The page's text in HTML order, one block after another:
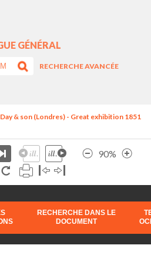
GÉNÉRAL
RECHERCHE AVANCÉE
Day & son (Londres) - Great exhibition 1851
90%
RECHERCHE DANS LE
DOCUMENT